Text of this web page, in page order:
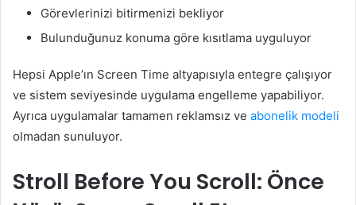
Görevlerinizi bitirmenizi bekliyor
Bulunduğunuz konuma göre kısıtlama uyguluyor
Hepsi Apple’ın Screen Time altyapısıyla entegre çalışıyor
ve sistem seviyesinde uygulama engelleme yapabiliyor.
Ayrıca uygulamalar tamamen reklamsız ve abonelik modeli
olmadan sunuluyor.
Stroll Before You Scroll: Önce